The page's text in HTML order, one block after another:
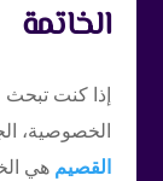
الخاتمة
إذا كنت
الخصوصية،
القصيم هي